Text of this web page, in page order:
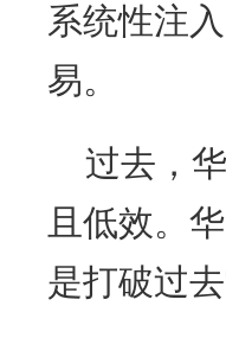
系统性注
易。
过去，
且低效。
是打破过